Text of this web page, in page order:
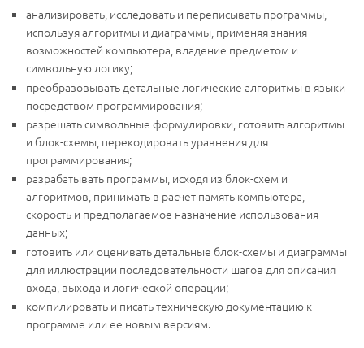
анализировать, исследовать и переписывать программы,
используя алгоритмы и диаграммы, применяя знания
возможностей компьютера, владение предметом и
символьную логику;
преобразовывать детальные логические алгоритмы в языки
посредством программирования;
разрешать символьные формулировки, готовить алгоритмы
и блок-схемы, перекодировать уравнения для
программирования;
разрабатывать программы, исходя из блок-схем и
алгоритмов, принимать в расчет память компьютера,
скорость и предполагаемое назначение использования
данных;
готовить или оценивать детальные блок-схемы и диаграммы
для иллюстрации последовательности шагов для описания
входа, выхода и логической операции;
компилировать и писать техническую документацию к
программе или ее новым версиям.